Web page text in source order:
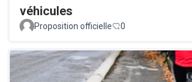
véhicules
Proposition officielle 0